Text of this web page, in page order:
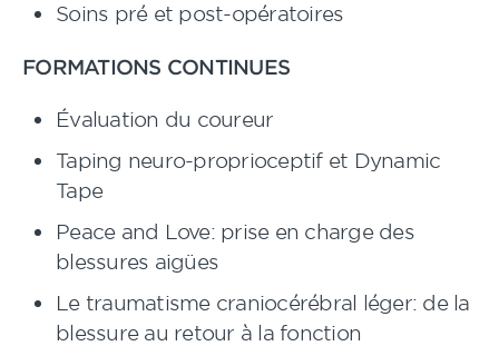
Soins pré et post-opératoires
FORMATIONS CONTINUES
Évaluation du coureur
Taping neuro-proprioceptif et Dynamic
Tape
Peace and Love: prise en charge des
blessures aigües
Le traumatisme craniocérébral léger: de la
blessure au retour à la fonction